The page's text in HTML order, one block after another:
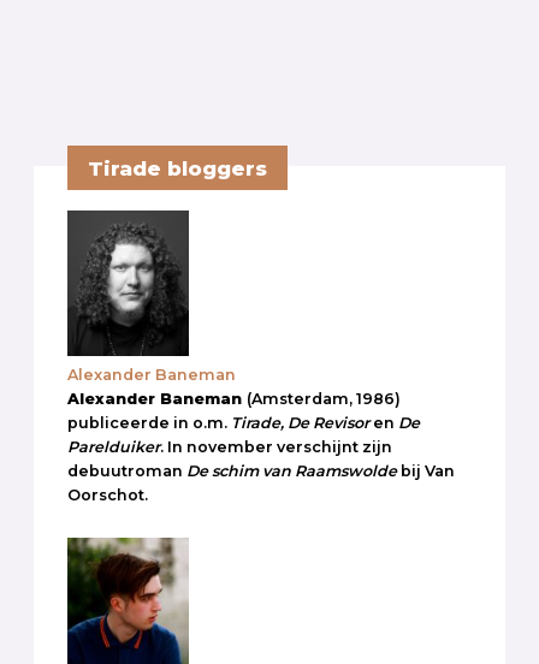
Tirade bloggers
Alexander Baneman
Alexander Baneman (Amsterdam, 1986)
publiceerde in o.m. Tirade, De Revisoren De
Parelduiker. In november verschijnt zijn
debuutroman De schim van Raamswolde bij Van
Oorschot.